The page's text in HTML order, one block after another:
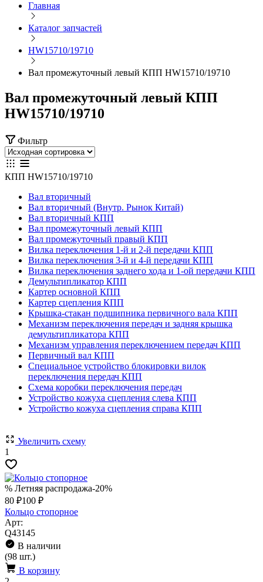
Главная
Каталог запчастей
HW15710/19710
Вал промежуточный левый КПП HW15710/19710
Вал промежуточный левый КПП
HW15710/19710
Фильтр
КПП HW15710/19710
Вал вторичный
Вал вторичный (Внутр. Рынок Китай)
Вал вторичный КПП
Вал промежуточный левый КПП
Вал промежуточный правый КПП
Вилка переключения 1-й и 2-й передачи КПП
Вилка переключения 3-й и 4-й передачи КПП
Вилка переключения заднего хода и 1-ой передачи КПП
Демультипликатор КПП
Картер основной КПП
Картер сцепления КПП
Крышка-стакан подшипника первичного вала КПП
Механизм переключения передач и задняя крышка
демультипликатора КПП
Механизм управления переключением передач КПП
Первичный вал КПП
Специальное устройство блокировки вилок
переключения передач КПП
Схема коробки переключения передач
Устройство кожуха сцепления слева КПП
Устройство кожуха сцепления справа КПП
Увеличить схему
1
% Летняя распродажа-20%
80 ₽100 ₽
Кольцо стопорное
Арт:
Q43145
В наличии
(98 шт.)
В корзину